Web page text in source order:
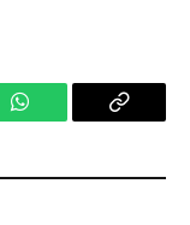
WhatsApp Copy